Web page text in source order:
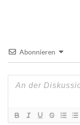
Abonnieren